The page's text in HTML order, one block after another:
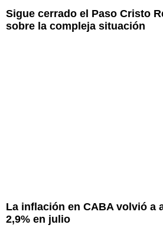
Sigue cerrado el Paso Cristo
sobre la compleja situación
La inflación en CABA volvió a
2,9% en julio